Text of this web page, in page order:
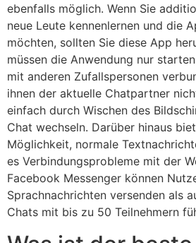
ebenfalls möglich. Wenn Sie
neue Leute kennenlernen und die
möchten, sollten Sie diese App
müssen die Anwendung nur
mit anderen Zufallspersonen
ihnen der aktuelle Chatpartner
einfach durch Wischen des
Chat wechseln. Darüber hinaus
Möglichkeit, normale
es Verbindungsprobleme mit der
Facebook Messenger können
Sprachnachrichten versenden als
Chats mit bis zu 50 Teilnehmern